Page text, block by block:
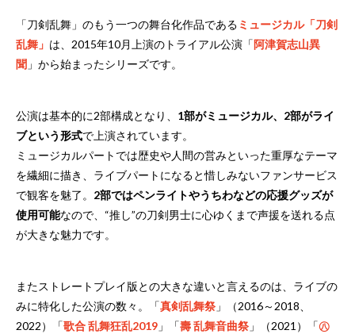
「刀剣乱舞」のもう一つの舞台化作品である ミュージカル「刀剣
乱舞」 は、2015年10月上演のトライアル公演「阿津賀志山異
聞 」から始まったシリーズです。
公演は基本的に2部構成となり、 1部がミュージカル、2部がライ
ブという形式で上演されています。
ミュージカルパートでは歴史や人間の営みといった重厚なテーマ
を繊細に描き、ライブパートになると惜しみないファンサービス
で観客を魅了。 2部ではペンライトやうちわなどの応援グッズが
使用可能なので、“推し”の刀剣男士に心ゆくまで声援を送れる点
が大きな魅力です。
またストレートプレイ版との大きな違いと言えるのは、ライブの
みに特化した公演の数々。「真剣乱舞祭 」（2016～2018、
2022）「歌合 乱舞狂乱2019 」「壽 乱舞音曲祭 」（2021）「㊇